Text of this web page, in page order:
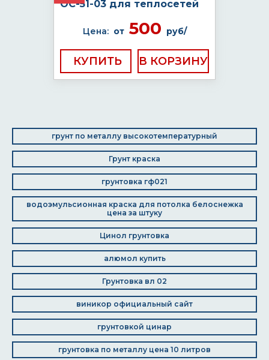
ОС-51-03 для теплосетей
Цена: от500 руб/
КУПИТЬ
грунт по металлу высокотемпературный
Грунт краска
грунтовка гф021
водоэмульсионная краска для потолка белоснежка
цена за штуку
Цинол грунтовка
алюмол купить
Грунтовка вл 02
виникор официальный сайт
грунтовкой цинар
грунтовка по металлу цена 10 литров